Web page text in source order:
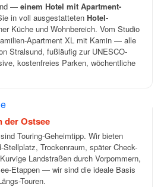
— einem Hotel mit Apartment-
in voll ausgestatteten Hotel-
Küche und Wohnbereich. Vom Studio
Apartment XL mit Kamin — alle
Stralsund, fußläufig zur UNESCO-
kostenfreies Parken, wöchentliche
der Ostsee
Touring-Geheimtipp. Wir bieten
Stellplatz, Trockenraum, später Check-
Landstraßen durch Vorpommern,
Etappen — wir sind die ideale Basis
Touren.